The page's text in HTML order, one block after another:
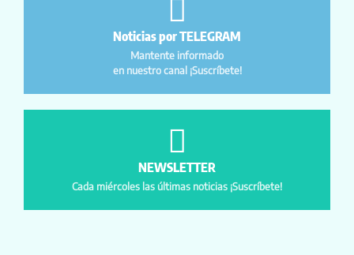
Noticias por TELEGRAM
Mantente informado
en nuestro canal ¡Suscríbete!
NEWSLETTER
Cada miércoles las últimas noticias ¡Suscríbete!